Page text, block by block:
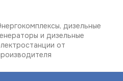
дизельные
и дизельные
от